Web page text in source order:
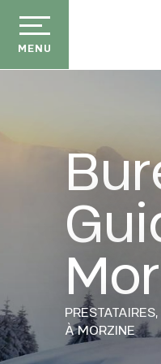
contenu
principal
MENU
PRESTATAIRES,
À MORZINE